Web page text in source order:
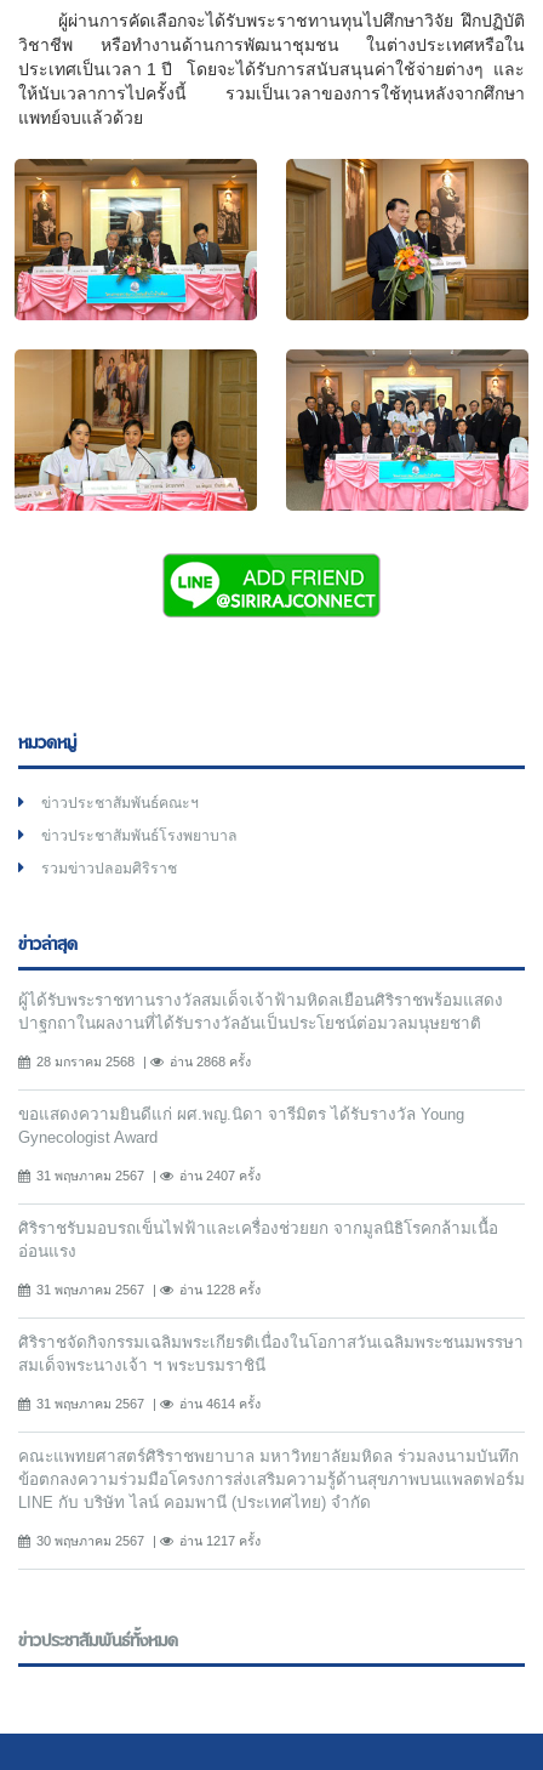
ผู้ผ่านการคัดเลือกจะได้รับพระราชทานทุนไปศึกษาวิจัย ฝึกปฏิบัติ
วิชาชีพ หรือทำงานด้านการพัฒนาชุมชน ในต่างประเทศหรือใน
ประเทศเป็นเวลา 1 ปี
โดยจะได้รับการสนับสนุนค่าใช้จ่ายต่างๆ และ
ให้นับเวลาการไปครั้งนี้ รวมเป็นเวลาของการใช้ทุนหลังจากศึกษา
แพทย์จบแล้วด้วย
หมวดหมู่
ข่าวประชาสัมพันธ์คณะฯ
ข่าวประชาสัมพันธ์โรงพยาบาล
รวมข่าวปลอมศิริราช
ข่าวล่าสุด
ผู้ได้รับพระราชทานรางวัลสมเด็จเจ้าฟ้ามหิดลเยือนศิริราชพร้อมแสดง
ปาฐกถาในผลงานที่ได้รับรางวัลอันเป็นประโยชน์ต่อมวลมนุษยชาติ
28 มกราคม 2568 อ่าน 2868 ครั้ง
ขอแสดงความยินดีแก่ ผศ.พญ.นิดา จารีมิตร ได้รับรางวัล Young
Gynecologist Award
31 พฤษภาคม 2567 อ่าน 2407 ครั้ง
ศิริราชรับมอบรถเข็นไฟฟ้าและเครื่องช่วยยก จากมูลนิธิโรคกล้ามเนื้อ
อ่อนแรง
31 พฤษภาคม 2567 อ่าน 1228 ครั้ง
ศิริราชจัดกิจกรรมเฉลิมพระเกียรติเนื่องในโอกาสวันเฉลิมพระชนมพรรษา
สมเด็จพระนางเจ้า ฯ พระบรมราชินี
31 พฤษภาคม 2567 อ่าน 4614 ครั้ง
คณะแพทยศาสตร์ศิริราชพยาบาล มหาวิทยาลัยมหิดล ร่วมลงนามบันทึก
ข้อตกลงความร่วมมือโครงการส่งเสริมความรู้ด้านสุขภาพบนแพลตฟอร์ม
LINE กับ บริษัท ไลน์ คอมพานี (ประเทศไทย) จํากัด
30 พฤษภาคม 2567 อ่าน 1217 ครั้ง
ข่าวประชาสัมพันธ์ทั้งหมด